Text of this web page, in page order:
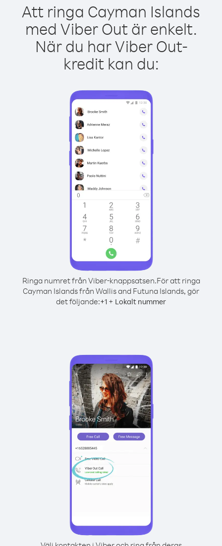
Att ringa Cayman Islands
med Viber Out är enkelt.
När du har Viber Out-
kredit kan du:
Ringa numret från Viber-knappsatsen.För att ringa
Cayman Islands från Wallis and Futuna Islands, gör
det följande:+1 + Lokalt nummer